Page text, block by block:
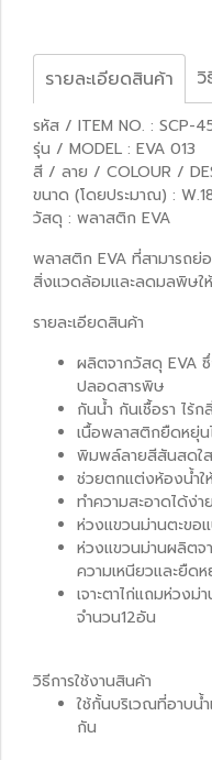
รายละเอียดสินค้า
รหัส / ITEM NO. : SCP-
รุ่น / MODEL : EVA 013
สี / ลาย / COLOUR /
ขนาด (โดยประมาณ) :
วัสดุ : พลาสติก EVA
พลาสติก EVA ที่สามารถย่
สิ่งแวดล้อมและลดมลพิษใ
รายละเอียดสินค้า
ผลิตจากวัสดุ EVA
ปลอดสารพิษ
กันน้ำ กันเชื้อรา ไร้
เนื้อพลาสติกยืดหยุ่
พิมพล์ลายสีสันสดใส
ช่วยตกแต่งห้องน้ำ
ทำความสะอาดได้ง่
ห่วงแขวนม่านตะขอ
ห่วงแขวนม่านผลิต
ความเหนียวและยืด
เจาะตาไก่แถมห่วง
จำนวน12อัน
วิธีการใช้งานสินค้า
ใช้กั้นบริเวณที่อาบน้
กัน